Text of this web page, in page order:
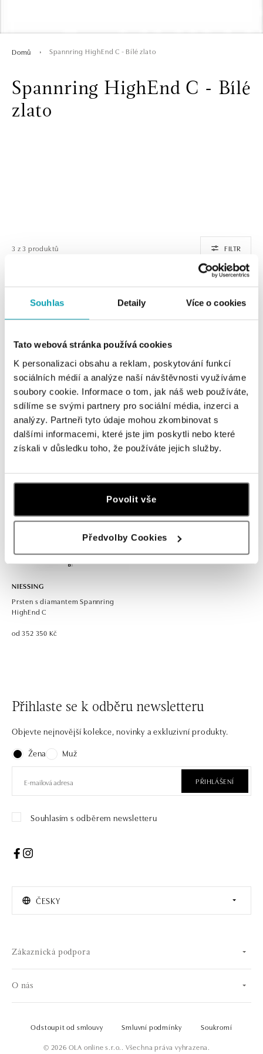
Souhlas Detaily Více o cookies
Tato webová stránka používá cookies
K personalizaci obsahu a reklam, poskytování funkcí
sociálních médií a analýze naší návštěvnosti využíváme
soubory cookie. Informace o tom, jak náš web používáte,
sdílíme se svými partnery pro sociální média, inzerci a
analýzy. Partneři tyto údaje mohou zkombinovat s
dalšími informacemi, které jste jim poskytli nebo které
získali v důsledku toho, že používáte jejich služby.
Povolit vše
Předvolby Cookies
Domů Spannring HighEnd C - Bílé zlato
Spannring HighEnd C - Bílé
zlato
3 z 3 produktů FILTR
NIESSING
Prsten s diamantem Spannring
Openend C
od 128 385 Kč
NIESSING
Prsten s diamantem Spannring
HighEnd C
od 176 715 Kč
NIESSING
Prsten s diamantem Spannring
HighEnd C
od 352 350 Kč
Přihlaste se k odběru newsletteru
Objevte nejnovější kolekce, novinky a exkluzivní produkty.
Žena
Muž
PŘIHLÁŠENÍ
Souhlasím s odběrem newsletteru
ČESKY
Zákaznická podpora
O nás
© 2026 OLA online s.r.o.. Všechna práva vyhrazena.
Odstoupit od smlouvy Smluvní podmínky Soukromí